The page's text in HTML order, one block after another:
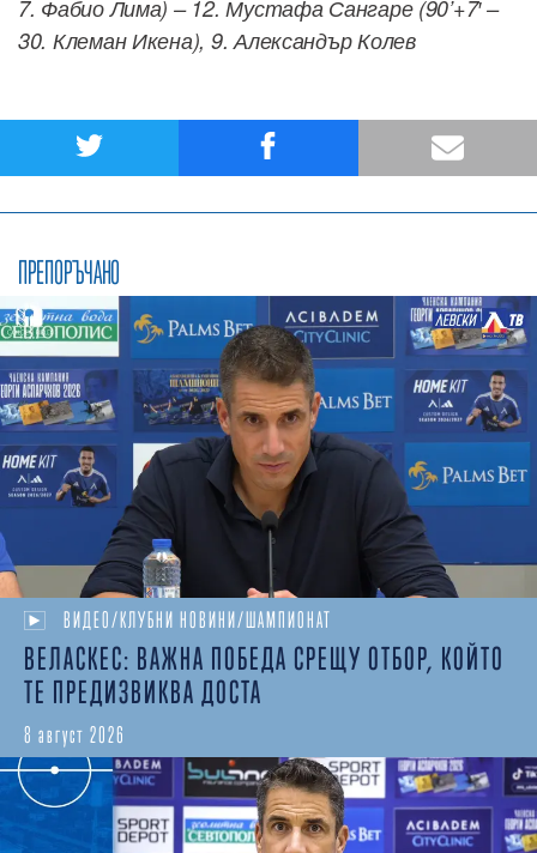
7. Фабио Лима) – 12. Мустафа Сангаре (90’+7′ –
30. Клеман Икена), 9. Александър Колев
ПРЕПОРЪЧАНО
ВИДЕО/КЛУБНИ НОВИНИ/ШАМПИОНАТ
ВЕЛАСКЕС: ВАЖНА ПОБЕДА СРЕЩУ ОТБОР, КОЙТО
ТЕ ПРЕДИЗВИКВА ДОСТА
8 август 2026